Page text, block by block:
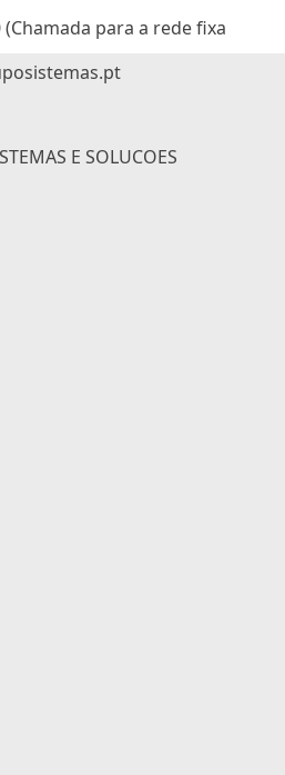
(Chamada para a rede fixa